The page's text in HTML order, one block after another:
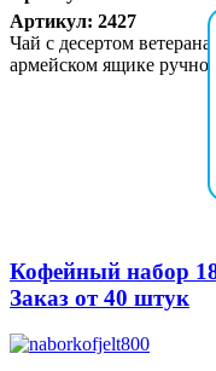
Артикул: 2427
Чай с десертом
армейском ящике ручной
Кофейный набор
Заказ от 40 штук